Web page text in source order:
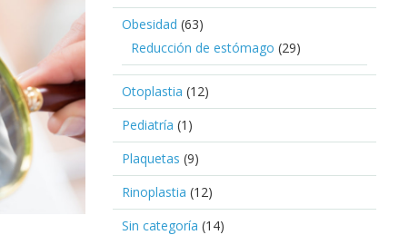
Obesidad (63)
Reducción de estómago (29)
Otoplastia (12)
Pediatría (1)
Plaquetas (9)
Rinoplastia (12)
Sin categoría (14)